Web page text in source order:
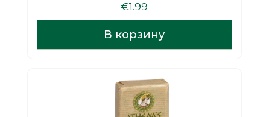
€1.99
В корзину